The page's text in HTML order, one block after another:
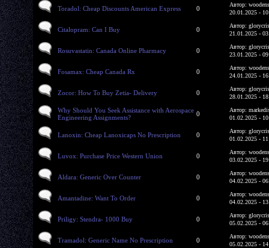
Toradol: Cheap Discounts American Express 0
Автор:
20.01.2025 -
Citalopram: Can I Buy 0
Автор:
21.01.2025 -
Rosuvastatin: Canada Online Pharmacy 0
Автор:
23.01.2025 -
Fosamax: Cheap Canada Rx 0
Автор:
24.01.2025 -
Zocor: How To Buy Zetia- Delivery 0
Автор:
28.01.2025 -
Why Should You Seek Assistance with Aerospace
Engineering Assignments?
0
Автор:
01.02.2025 -
Lanoxin: Cheap Lanoxicaps No Prescription 0
Автор:
01.02.2025 -
Luvox: Purchase Price Western Union 0
Автор:
03.02.2025 -
Aldara: Generic Over Counter 0
Автор:
04.02.2025 -
Amantadine: Want To Order 0
Автор:
04.02.2025 -
Priligy: Stendra- 1000 Buy 0
Автор:
05.02.2025 -
Tramadol: Generic Name No Prescription 0
Автор:
05.02.2025 -